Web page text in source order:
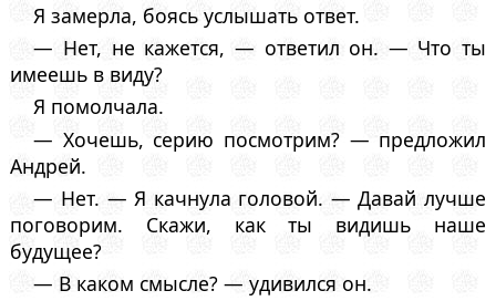
Я замерла, боясь услышать ответ.
— Нет, не кажется, — ответил он. — Что ты
имеешь в виду?
Я помолчала.
— Хочешь, серию посмотрим? — предложил
Андрей.
— Нет. — Я качнула головой. — Давай лучше
поговорим. Скажи, как ты видишь наше
будущее?
— В каком смысле? — удивился он.